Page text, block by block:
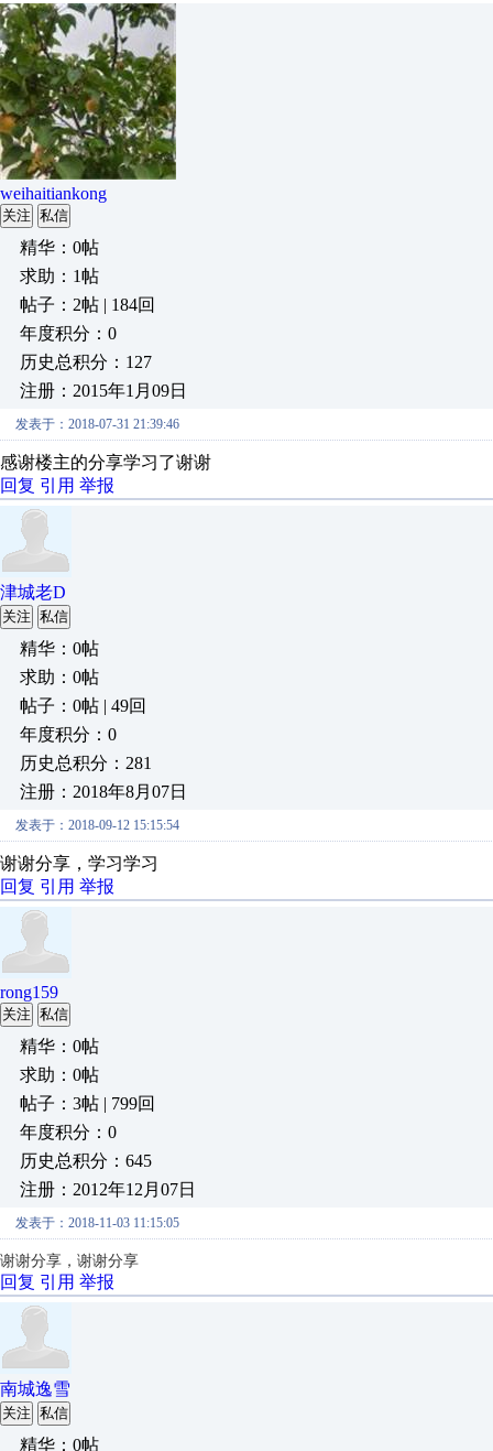
weihaitiankong
关注 私信
精华：0帖
求助：1帖
帖子：2帖 | 184回
年度积分：0
历史总积分：127
注册：2015年1月09日
发表于：2018-07-31 21:39:46
感谢楼主的分享学习了谢谢
回复 引用 举报
津城老D
关注 私信
精华：0帖
求助：0帖
帖子：0帖 | 49回
年度积分：0
历史总积分：281
注册：2018年8月07日
发表于：2018-09-12 15:15:54
谢谢分享，学习学习
回复 引用 举报
rong159
关注 私信
精华：0帖
求助：0帖
帖子：3帖 | 799回
年度积分：0
历史总积分：645
注册：2012年12月07日
发表于：2018-11-03 11:15:05
谢谢分享，谢谢分享
回复 引用 举报
南城逸雪
关注 私信
精华：0帖